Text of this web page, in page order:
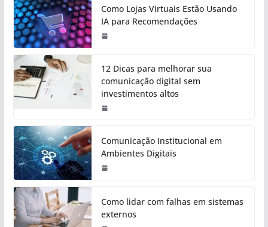
Como Lojas Virtuais Estão Usando
IA para Recomendações
12 Dicas para melhorar sua
comunicação digital sem
investimentos altos
Comunicação Institucional em
Ambientes Digitais
Como lidar com falhas em sistemas
externos